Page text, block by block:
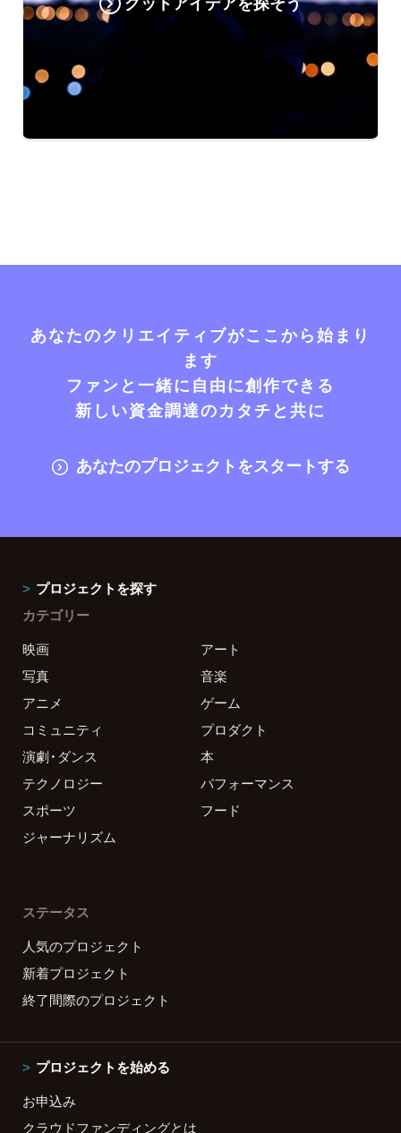
あなたのクリエイティブがここから始まり
ます
ファンと一緒に自由に創作できる
新しい資金調達のカタチと共に
あなたのプロジェクトをスタートする
プロジェクトを探す
カテゴリー
映画
アート
写真
音楽
アニメ
ゲーム
コミュニティ
プロダクト
演劇・ダンス
本
テクノロジー
パフォーマンス
スポーツ
フード
ジャーナリズム
ステータス
人気のプロジェクト
新着プロジェクト
終了間際のプロジェクト
プロジェクトを始める
お申込み
クラウドファンディングとは